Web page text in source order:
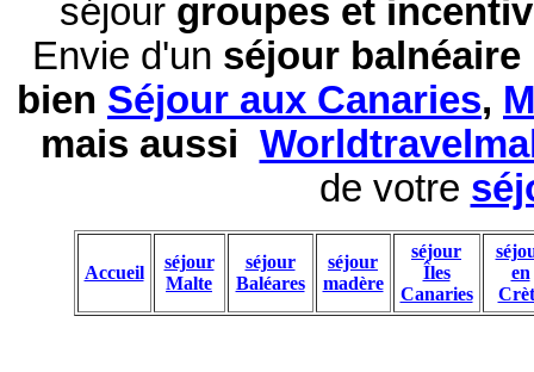
séjour groupes et
Envie d'un séjour balnéaire
bien Séjour aux Canaries,
mais aussi
de votre
Accueil
séjour
Malte
séjour
Baléares
séjour
madère
séjour
Îles
Canaries
en